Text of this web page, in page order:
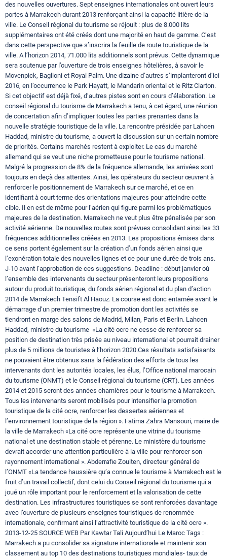
des nouvelles ouvertures. Sept enseignes internationales ont ouvert leurs
portes à Marrakech durant 2013 renforçant ainsi la capacité litière de la
ville. Le Conseil régional du tourisme se réjouit : plus de 8.000 lits
supplémentaires ont été créés dont une majorité en haut de gamme. C’est
dans cette perspective que s’inscrira la feuille de route touristique de la
ville. A l’horizon 2014, 71.000 lits additionnels sont prévus. Cette dynamique
sera soutenue par l’ouverture de trois enseignes hôtelières, à savoir le
Movenpick, Baglioni et Royal Palm. Une dizaine d’autres s’implanteront d’ici
2016, en l’occurrence le Park Hayatt, le Mandarin oriental et le Ritz Clarton.
Si cet objectif est déjà fixé, d’autres pistes sont en cours d’élaboration. Le
conseil régional du tourisme de Marrakech a tenu, à cet égard, une réunion
de concertation afin d’impliquer toutes les parties prenantes dans la
nouvelle stratégie touristique de la ville. La rencontre présidée par Lahcen
Haddad, ministre du tourisme, a ouvert la discussion sur un certain nombre
de priorités. Certains marchés restent à exploiter. Le cas du marché
allemand qui se veut une niche prometteuse pour le tourisme national.
Malgré la progression de 8% de la fréquence allemande, les arrivées sont
toujours en deçà des attentes. Ainsi, les opérateurs du secteur œuvrent à
renforcer le positionnement de Marrakech sur ce marché, et ce en
identifiant à court terme des orientations majeures pour atteindre cette
cible. Il en est de même pour l’aérien qui figure parmi les problématiques
majeures de la destination. Marrakech ne veut plus être pénalisée par son
activité aérienne. De nouvelles routes sont prévues consolidant ainsi les 33
fréquences additionnelles créées en 2013. Les propositions émises dans
ce sens portent également sur la création d’un fonds aérien ainsi que
l’exonération totale des nouvelles lignes et ce pour une durée de trois ans.
J-10 avant l’approbation de ces suggestions. Deadline : début janvier où
l’ensemble des intervenants du secteur présenteront leurs propositions
autour du produit touristique, du fonds aérien régional et du plan d’action
2014 de Marrakech Tensift Al Haouz. La course est donc entamée avant le
démarrage d’un premier trimestre de promotion dont les activités se
tiendront en marge des salons de Madrid, Milan, Paris et Berlin. Lahcen
Haddad, ministre du tourisme «La cité ocre ne cesse de renforcer sa
position de destination très prisée au niveau international et pourrait drainer
plus de 5 millions de touristes à l’horizon 2020.Ces résultats satisfaisants
ne pouvaient être obtenus sans la fédération des efforts de tous les
intervenants dont les autorités locales, les élus, l’Office national marocain
du tourisme (ONMT) et le Conseil régional du tourisme (CRT). Les années
2014 et 2015 seront des années charnières pour le tourisme à Marrakech.
Tous les intervenants seront mobilisés pour intensifier la promotion
touristique de la cité ocre, renforcer les dessertes aériennes et
l’environnement touristique de la région ». Fatima Zahra Mansouri, maire de
la ville de Marrakech «La cité ocre représente une vitrine du tourisme
national et une destination stable et pérenne. Le ministère du tourisme
devrait accorder une attention particulière à la ville pour renforcer son
rayonnement international ». Abderrafie Zouiten, directeur général de
l’ONMT «La tendance haussière qu’a connue le tourisme à Marrakech est le
fruit d’un travail collectif, dont celui du Conseil régional du tourisme qui a
joué un rôle important pour le renforcement et la valorisation de cette
destination. Les infrastructures touristiques se sont renforcées davantage
avec l’ouverture de plusieurs enseignes touristiques de renommée
internationale, confirmant ainsi l’attractivité touristique de la cité ocre ».
2013-12-25 SOURCE WEB Par Kawtar Tali Aujourd’hui Le Maroc Tags :
Marrakech a pu consolider sa signature internationale et maintenir son
classement au top 10 des destinations touristiques mondiales- taux de